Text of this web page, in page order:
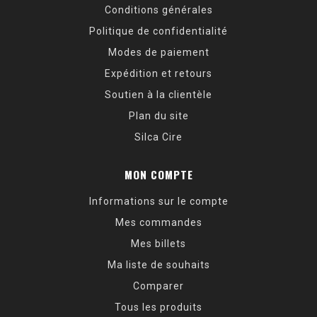
Conditions générales
Politique de confidentialité
Modes de paiement
Expédition et retours
Soutien à la clientèle
Plan du site
Silca Cire
MON COMPTE
Informations sur le compte
Mes commandes
Mes billets
Ma liste de souhaits
Comparer
Tous les produits